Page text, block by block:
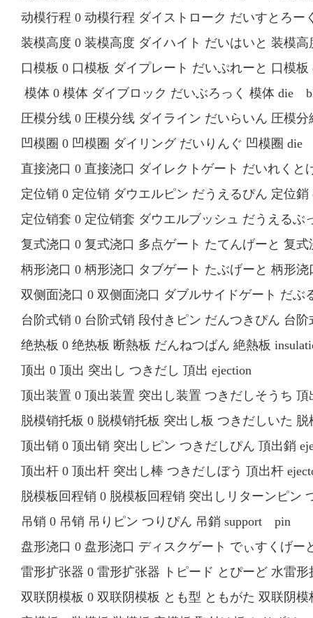
动模行程 0 动模行程 ダイストローク だいすとろ
装模高度 0 装模高度 ダイハイト だいはいと 装模
口模板 0 口模板 ダイプレート だいぷれーと 口模
模体 0 模体 ダイブロック だいぶろっく 模体 die
圧模分线 0 圧模分线 ダイライン だいらいん 圧模
凹模圈 0 凹模圈 ダイリング だいりんぐ 凹模圈 die
直接浇口 0 直接浇口 ダイレクトゲート だいれく
定位销 0 定位销 ダウエルピン だうえるぴん 定位
定位销套 0 定位销套 ダウエルブッシュ だうえる
复式浇口 0 复式浇口 多点ゲート たてんげーと 复
柄形浇口 0 柄形浇口 タブゲート たぶげーと 柄形
双侧面浇口 0 双侧面浇口 ダブルサイドゲート だ
台阶式销 0 台阶式销 段付きピン だんつきぴん 台
绝热板 0 绝热板 断熱板 だんねつばん 絶熱板
顶出 0 顶出 突出し つきだし 頂出 ejection
顶出装置 0 顶出装置 突出し装置 つきだしそうち 頂
脱模销托板 0 脱模销托板 突出し板 つきだしいた
顶出销 0 顶出销 突出しピン つきだしぴん 頂出銷
顶出杆 0 顶出杆 突出し棒 つきだしぼう 頂出杆
脱模板回程销 0 脱模板回程销 突出しリターンピ
吊销 0 吊销 吊りピン つりぴん 吊銷 support pin
盘形浇口 0 盘形浇口 ディスクゲート でぃすくげ
雷形扩张器 0 雷形扩张器 トピード とぴーど 水雷
双联阴模板 0 双联阴模板 とも型 ともがた 双联阴